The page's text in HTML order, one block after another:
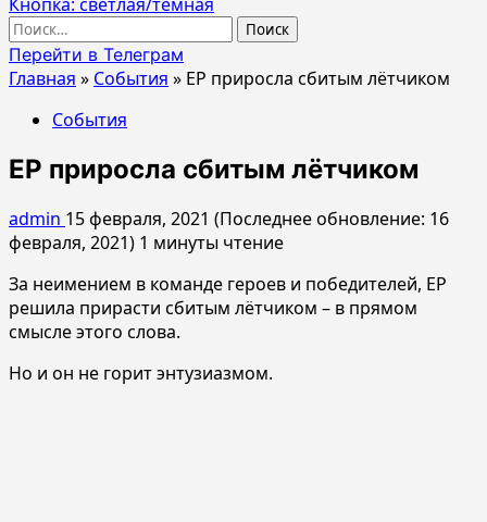
Найти:
Перейти в Телеграм
Главная » События » ЕР приросла сбитым лётчиком
События
ЕР приросла сбитым лётчиком
admin 15 февраля, 2021 (Последнее обновление: 16
февраля, 2021) 1 минуты чтение
За неимением в команде героев и победителей, ЕР
решила прирасти сбитым лётчиком – в прямом
смысле этого слова.
Но и он не горит энтузиазмом.